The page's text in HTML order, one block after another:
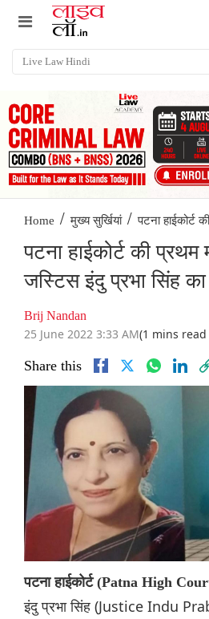
Home / मुख्य सुर्खियां / पटना हाईकोर्ट
पटना हाईकोर्ट की
जस्टिस इंदु प्रभा सिंह
Brij Nandan
25 June 2022 3:33 AM(1 mins read
Share this
पटना हाईकोर्ट (Patna High
इंदु प्रभा सिंह (Justice Indu